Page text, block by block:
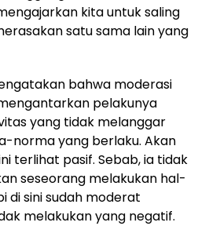
kita untuk saling
satu sama lain yang
bahwa moderasi
pelakunya
yang tidak melanggar
norma yang berlaku. Akan
terlihat pasif. Sebab, ia tidak
seseorang melakukan hal-
di sini sudah moderat
melakukan yang negatif.